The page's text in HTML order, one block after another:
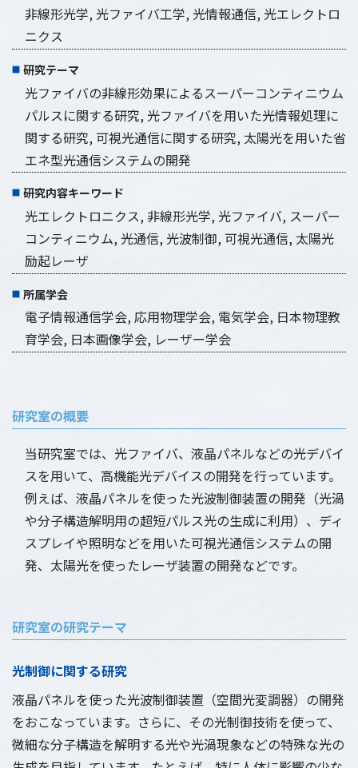
非線形光学, 光ファイバ工学, 光情報通信, 光エレクトロ
ニクス
研究テーマ
光ファイバの非線形効果によるスーパーコンティニウム
パルスに関する研究, 光ファイバを用いた光情報処理に
関する研究, 可視光通信に関する研究, 太陽光を用いた省
エネ型光通信システムの開発
研究内容キーワード
光エレクトロニクス, 非線形光学, 光ファイバ, スーパー
コンティニウム, 光通信, 光波制御, 可視光通信, 太陽光
励起レーザ
所属学会
電子情報通信学会, 応用物理学会, 電気学会, 日本物理教
育学会, 日本画像学会, レーザー学会
研究室の概要
当研究室では、光ファイバ、液晶パネルなどの光デバイ
スを用いて、高機能光デバイスの開発を行っています。
例えば、液晶パネルを使った光波制御装置の開発（光渦
や分子構造解明用の超短パルス光の生成に利用）、ディ
スプレイや照明などを用いた可視光通信システムの開
発、太陽光を使ったレーザ装置の開発などです。
研究室の研究テーマ
光制御に関する研究
液晶パネルを使った光波制御装置（空間光変調器）の開発
をおこなっています。さらに、その光制御技術を使って、
微細な分子構造を解明する光や光渦現象などの特殊な光の